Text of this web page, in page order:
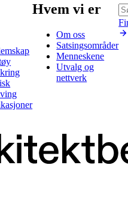
Hvem vi er
Om oss
Satsingsområder
Menneskene
Utvalg og
nettverk